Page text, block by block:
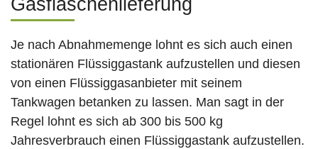
Gasflaschenlieferung
Je nach Abnahmemenge lohnt es sich auch einen
stationären Flüssiggastank aufzustellen und diesen
von einen Flüssiggasanbieter mit seinem
Tankwagen betanken zu lassen. Man sagt in der
Regel lohnt es sich ab 300 bis 500 kg
Jahresverbrauch einen Flüssiggastank aufzustellen.